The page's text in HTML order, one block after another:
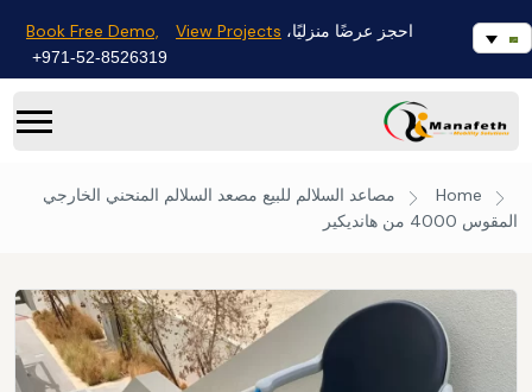
احجز عرضًا منزليًا، Book Free Demo, View Projects
971-52-8526319+
Home مصاعد السلالم للبيع مصعد السلالم المنحني الخارجي
المقوس 4000 من هانديكير